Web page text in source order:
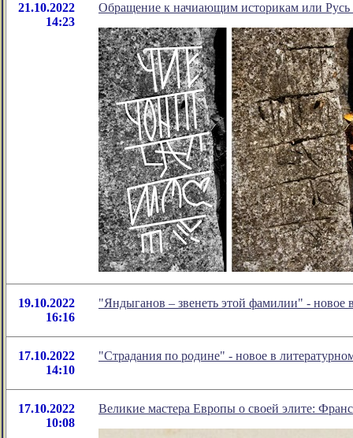
21.10.2022
14:23
Обращение к начиающим историкам или Русь
19.10.2022
16:16
"Яндыганов – звенеть этой фамилии" -
17.10.2022
14:10
"Страдания по родине" - новое в
17.10.2022
10:08
Великие мастера Европы о своей элите: